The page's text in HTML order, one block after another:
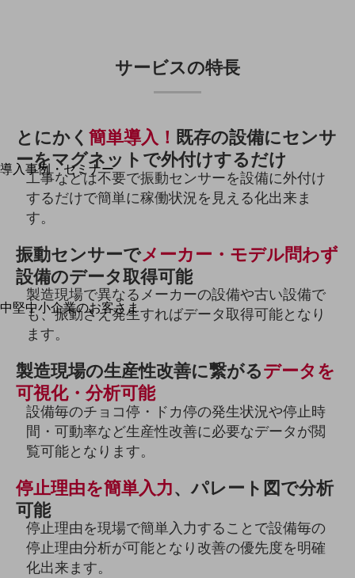
別ウィンドウで開きます
サービスをご利用中のお客さま
導入事例・セミナー
導入事例TOP
最新の導入事例や注目の導入事例をご紹介します
セミナー
開催・出展する各種セミナー、イベント情報をご紹介します
別ウィンドウで開きます
中堅中小企業のお客さま
NTTドコモビジネスウォッチ
ビジネスお役立ち情報
旬な話題やお役立ち資料などDXの課題を
解決するヒントをお届けする記事サイト
新着記事
お役立ち資料ダウンロード
トレンド記事特集
IT用語集
中堅中小企業向け
サービス・ソリューション
課題やニーズに合ったサービスをご紹介し、
中堅中小企業のビジネスをサポート！
お悩みから見つける
お悩みから見つけるTOP
サービスの特長
とにかく 簡単導入！ 既存の設備にセンサ
ーをマグネットで外付けするだけ
工事などは不要で振動センサーを設備に外付け
するだけで簡単に稼働状況を見える化出来ま
す。
振動センサーでメーカー・モデル問わず
設備のデータ取得可能
製造現場で異なるメーカーの設備や古い設備で
も、振動さえ発生すればデータ取得可能となり
ます。
製造現場の生産性改善に繋がるデータを
可視化・分析可能
設備毎のチョコ停・ドカ停の発生状況や停止時
間・可動率など生産性改善に必要なデータが閲
覧可能となります。
停止理由を簡単入力、パレート図で分析
可能
停止理由を現場で簡単入力することで設備毎の
停止理由分析が可能となり改善の優先度を明確
化出来ます。